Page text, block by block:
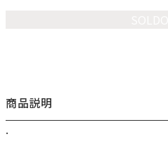
商品説明
.